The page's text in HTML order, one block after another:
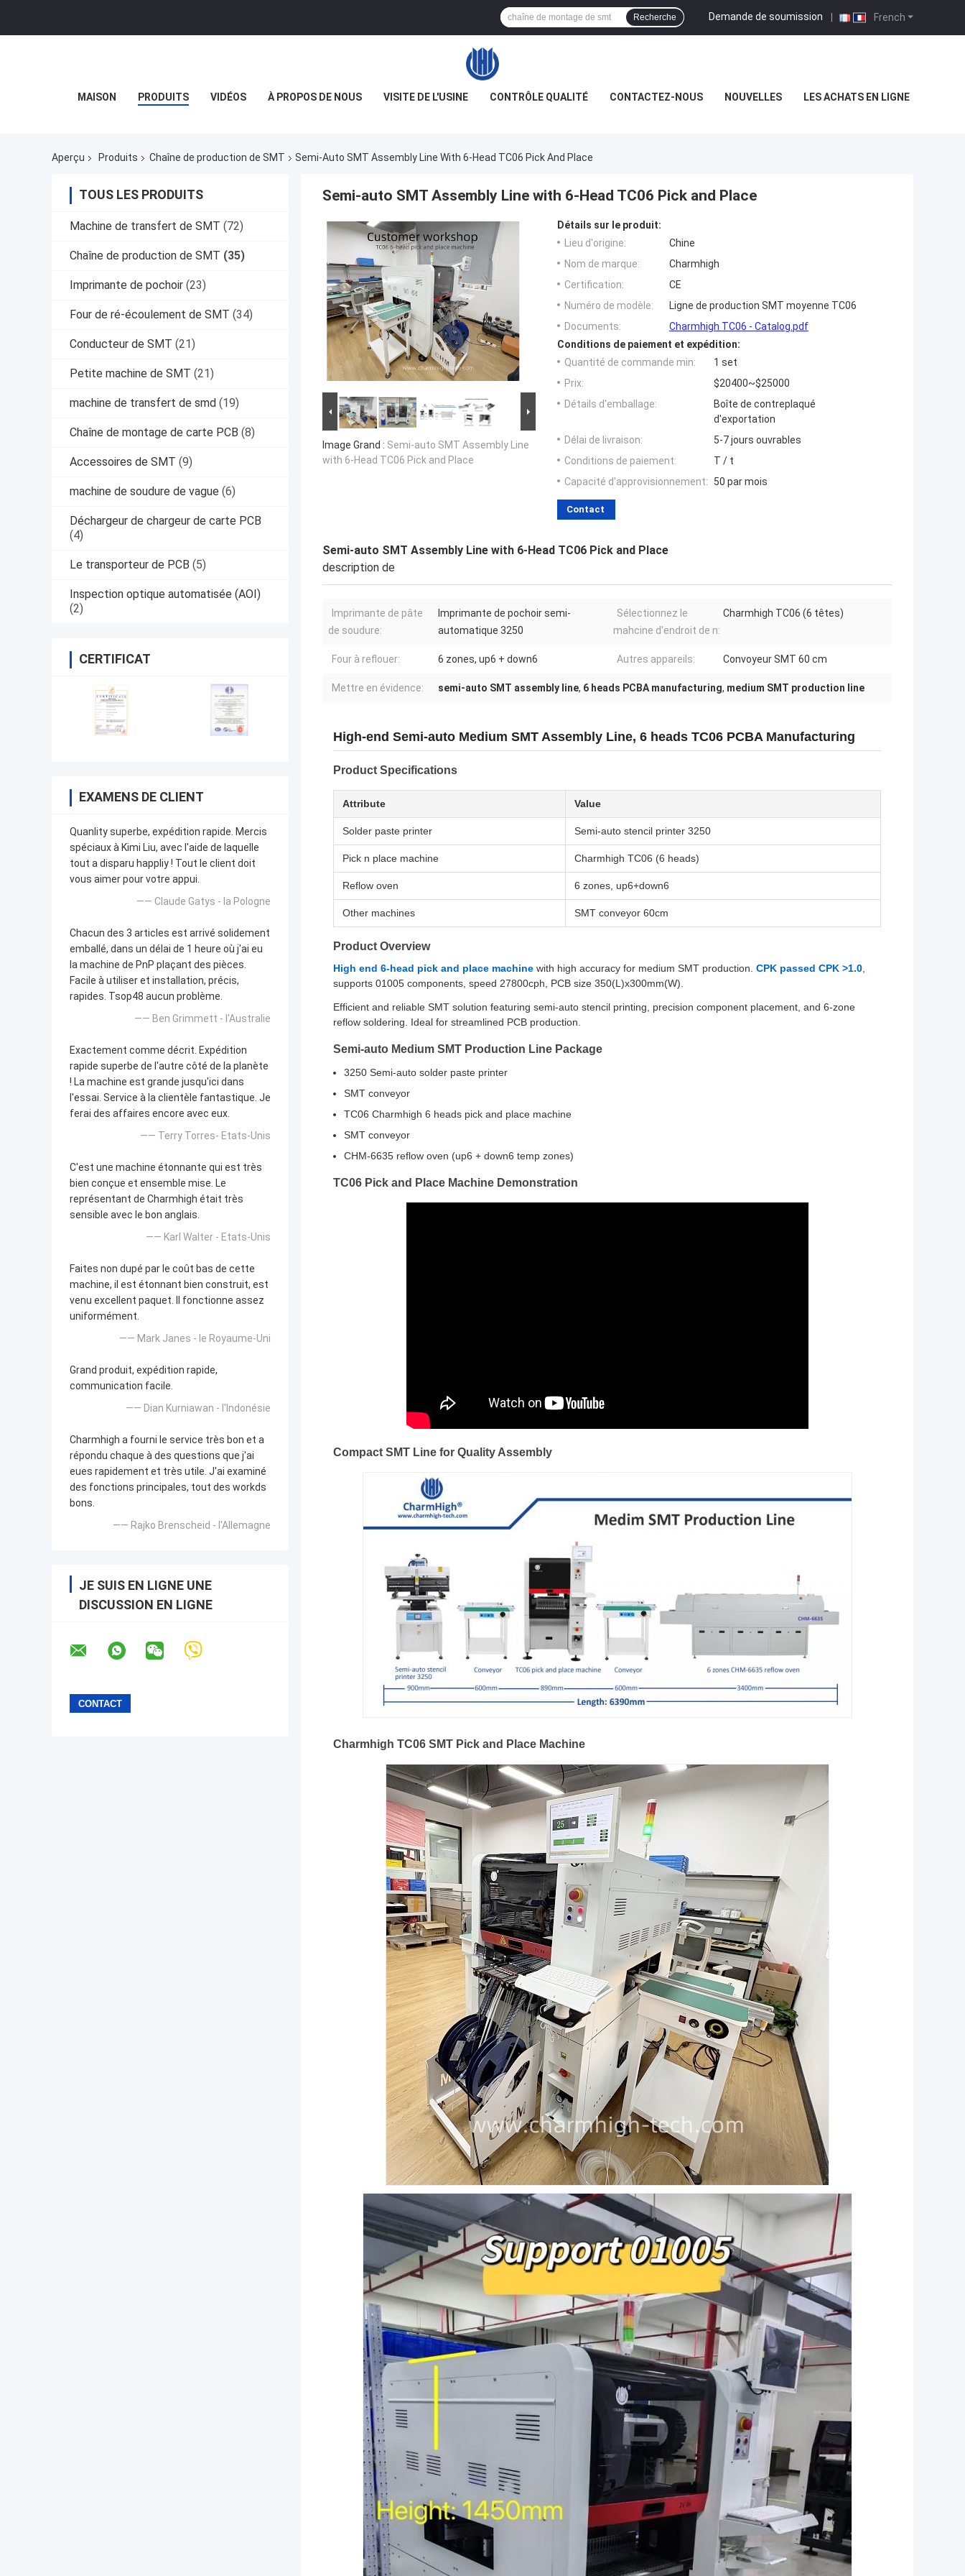
French
Demande de soumission |
Recherche
MAISON PRODUITS VIDÉOS À PROPOS DE NOUS VISITE DE L'USINE CONTRÔLE QUALITÉ CONTACTEZ-NOUS NOUVELLES LES ACHATS EN LIGNE
Aperçu Produits Chaîne de production de SMT Semi-Auto SMT Assembly Line With 6-Head TC06 Pick And Place
TOUS LES PRODUITS
Machine de transfert de SMT (72)
Chaîne de production de SMT (35)
Imprimante de pochoir (23)
Four de ré-écoulement de SMT (34)
Conducteur de SMT (21)
Petite machine de SMT (21)
machine de transfert de smd (19)
Chaîne de montage de carte PCB (8)
Accessoires de SMT (9)
machine de soudure de vague (6)
Déchargeur de chargeur de carte PCB
(4)
Le transporteur de PCB (5)
Inspection optique automatisée (AOI)
(2)
CERTIFICAT
EXAMENS DE CLIENT
Quanlity superbe, expédition rapide. Mercis
spéciaux à Kimi Liu, avec l'aide de laquelle
tout a disparu happliy ! Tout le client doit
vous aimer pour votre appui.
—— Claude Gatys - la Pologne
Chacun des 3 articles est arrivé solidement
emballé, dans un délai de 1 heure où j'ai eu
la machine de PnP plaçant des pièces.
Facile à utiliser et installation, précis,
rapides. Tsop48 aucun problème.
—— Ben Grimmett - l'Australie
Exactement comme décrit. Expédition
rapide superbe de l'autre côté de la planète
! La machine est grande jusqu'ici dans
l'essai. Service à la clientèle fantastique. Je
ferai des affaires encore avec eux.
—— Terry Torres- Etats-Unis
C'est une machine étonnante qui est très
bien conçue et ensemble mise. Le
représentant de Charmhigh était très
sensible avec le bon anglais.
—— Karl Walter - Etats-Unis
Faites non dupé par le coût bas de cette
machine, il est étonnant bien construit, est
venu excellent paquet. Il fonctionne assez
uniformément.
—— Mark Janes - le Royaume-Uni
Grand produit, expédition rapide,
communication facile.
—— Dian Kurniawan - l'Indonésie
Charmhigh a fourni le service très bon et a
répondu chaque à des questions que j'ai
eues rapidement et très utile. J'ai examiné
des fonctions principales, tout des workds
bons.
—— Rajko Brenscheid - l'Allemagne
JE SUIS EN LIGNE UNE
DISCUSSION EN LIGNE
Semi-auto SMT Assembly Line with 6-Head TC06 Pick and Place
Image Grand : Semi-auto SMT Assembly Line
with 6-Head TC06 Pick and Place
Détails sur le produit:
Lieu d'origine:
Chine
Nom de marque:
Charmhigh
Certification:
CE
Numéro de modèle:
Ligne de production SMT moyenne TC06
Documents:
Charmhigh TC06 - Catalog.pdf
Conditions de paiement et expédition:
Quantité de commande min:
1 set
Prix:
$20400~$25000
Détails d'emballage:
Boîte de contreplaqué
d'exportation
Délai de livraison:
5-7 jours ouvrables
Conditions de paiement:
T / t
Capacité d'approvisionnement:
50 par mois
Contact
Semi-auto SMT Assembly Line with 6-Head TC06 Pick and Place
description de
Imprimante de pâte
de soudure:
Imprimante de pochoir semi-
automatique 3250
Sélectionnez le
mahcine d'endroit de n:
Charmhigh TC06 (6 têtes)
Four à reflouer: 6 zones, up6 + down6 Autres appareils: Convoyeur SMT 60 cm
Mettre en évidence: semi-auto SMT assembly line, 6 heads PCBA manufacturing, medium SMT production line
High-end Semi-auto Medium SMT Assembly Line, 6 heads TC06 PCBA Manufacturing
Product Specifications
Attribute Value
Solder paste printer Semi-auto stencil printer 3250
Pick n place machine Charmhigh TC06 (6 heads)
Reflow oven 6 zones, up6+down6
Other machines SMT conveyor 60cm
Product Overview
High end 6-head pick and place machine with high accuracy for medium SMT production. CPK passed CPK >1.0,
supports 01005 components, speed 27800cph, PCB size 350(L)x300mm(W).
Efficient and reliable SMT solution featuring semi-auto stencil printing, precision component placement, and 6-zone
reflow soldering. Ideal for streamlined PCB production.
Semi-auto Medium SMT Production Line Package
3250 Semi-auto solder paste printer
SMT conveyor
TC06 Charmhigh 6 heads pick and place machine
SMT conveyor
CHM-6635 reflow oven (up6 + down6 temp zones)
TC06 Pick and Place Machine Demonstration
Compact SMT Line for Quality Assembly
Charmhigh TC06 SMT Pick and Place Machine